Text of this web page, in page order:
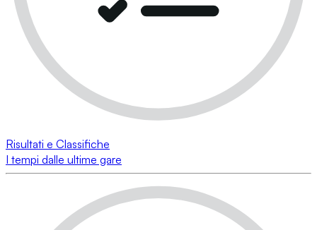
Risultati e Classifiche
I tempi dalle ultime gare